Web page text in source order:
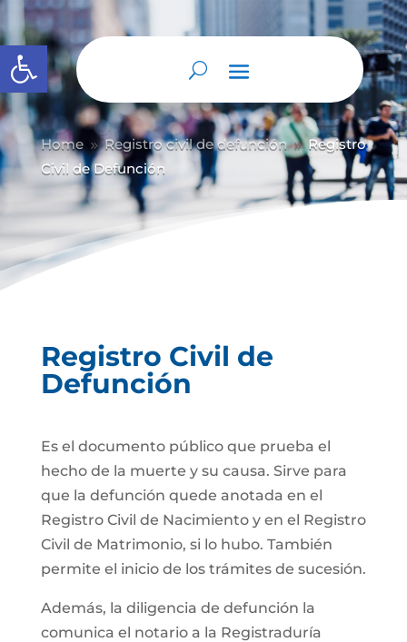
Abrir barra de herramientas
Home 9 Registro civil de defunción 9 Registro
Civil de Defunción
Registro Civil de
Defunción
Es el documento público que prueba el
hecho de la muerte y su causa. Sirve para
que la defunción quede anotada en el
Registro Civil de Nacimiento y en el Registro
Civil de Matrimonio, si lo hubo. También
permite el inicio de los trámites de sucesión.
Además, la diligencia de defunción la
comunica el notario a la Registraduría